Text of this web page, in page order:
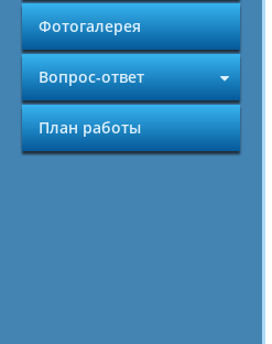
Фотогалерея
Вопрос-ответ
План работы